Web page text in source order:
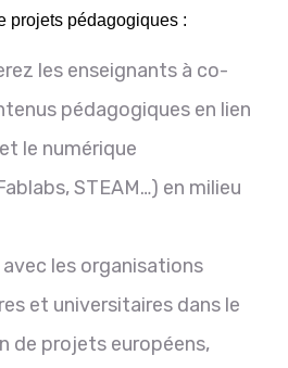
projets pédagogiques :
les enseignants à co-
pédagogiques en lien
le numérique
STEAM…) en milieu
les organisations
et universitaires dans le
de projets européens,